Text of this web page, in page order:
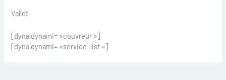
Vallet
[dyna dynami= »couvreur »]
[dyna dynami= »service_list »]